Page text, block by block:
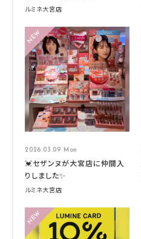
ルミネ大宮店
2026.03.09 Mon
💓セザンヌが大宮店に仲間入
りしました✨
ルミネ大宮店